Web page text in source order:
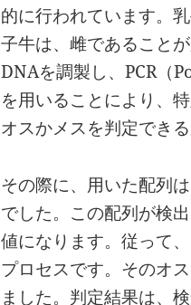
的に行われています。
子牛は、雌であること
DNAを調製し、PCR（
を用いることにより、
オスかメスを判定でき
その際に、用いた配列
でした。この配列が検
値になります。従って
プロセスです。そのオ
ました。判定結果は、